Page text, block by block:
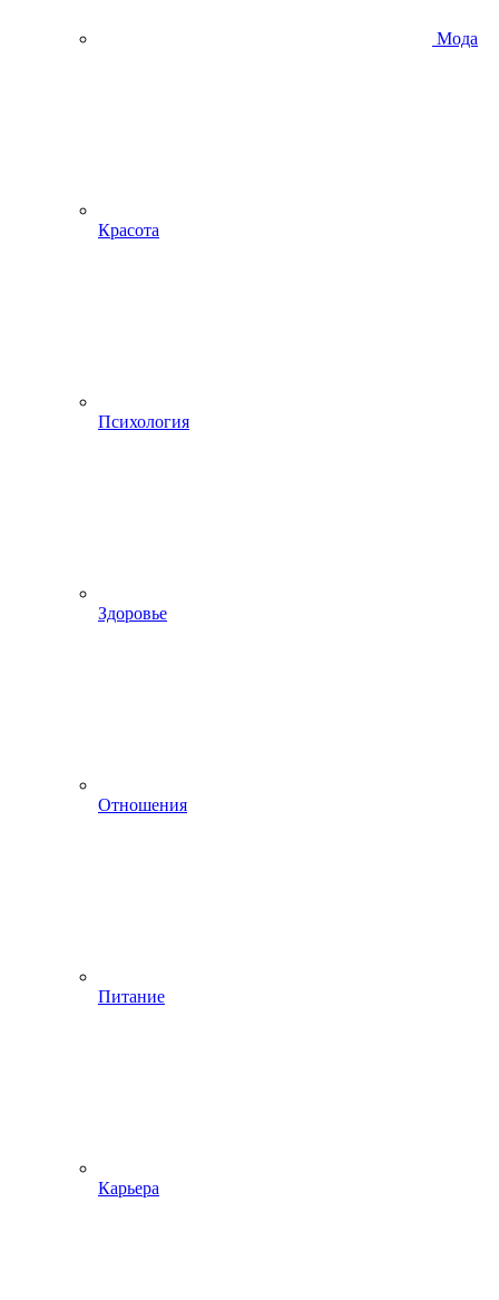
Мода
Красота
Психология
Здоровье
Отношения
Питание
Карьера